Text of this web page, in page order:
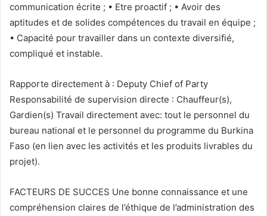
communication écrite ; • Etre proactif ; • Avoir des
aptitudes et de solides compétences du travail en équipe ;
• Capacité pour travailler dans un contexte diversifié,
compliqué et instable.
Rapporte directement à : Deputy Chief of Party
Responsabilité de supervision directe : Chauffeur(s),
Gardien(s) Travail directement avec: tout le personnel du
bureau national et le personnel du programme du Burkina
Faso (en lien avec les activités et les produits livrables du
projet).
FACTEURS DE SUCCES Une bonne connaissance et une
compréhension claires de l’éthique de l’administration des